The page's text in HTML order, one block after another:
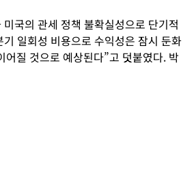
국의 관세 정책 불확실성으로 단기적
일회성 비용으로 수익성은 잠시 둔화
질 것으로 예상된다”고 덧붙였다. 박